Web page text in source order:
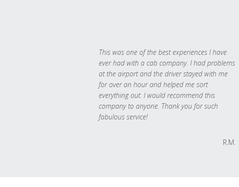
This was one of the best experiences I have
ever had with a cab company. I had problems
at the airport and the driver stayed with me
for over an hour and helped me sort
everything out. I would recommend this
company to anyone. Thank you for such
fabulous service!
R.M.